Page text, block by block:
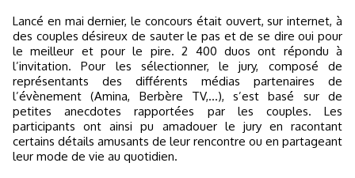
Lancé en mai dernier, le concours était ouvert, sur internet, à
des couples désireux de sauter le pas et de se dire oui pour
le meilleur et pour le pire. 2 400 duos ont répondu à
l’invitation. Pour les sélectionner, le jury, composé de
représentants des différents médias partenaires de
l’évènement (Amina, Berbère TV,...), s’est basé sur de
petites anecdotes rapportées par les couples. Les
participants ont ainsi pu amadouer le jury en racontant
certains détails amusants de leur rencontre ou en partageant
leur mode de vie au quotidien.